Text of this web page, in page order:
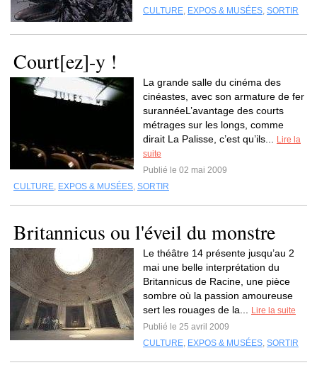
CULTURE, EXPOS & MUSÉES, SORTIR
Court[ez]-y !
La grande salle du cinéma des
cinéastes, avec son armature de fer
surannéeL’avantage des courts
métrages sur les longs, comme
dirait La Palisse, c’est qu’ils...
Lire la
suite
Publié le 02 mai 2009
CULTURE, EXPOS & MUSÉES, SORTIR
Britannicus ou l'éveil du monstre
Le théâtre 14 présente jusqu’au 2
mai une belle interprétation du
Britannicus de Racine, une pièce
sombre où la passion amoureuse
sert les rouages de la...
Lire la suite
Publié le 25 avril 2009
CULTURE, EXPOS & MUSÉES, SORTIR